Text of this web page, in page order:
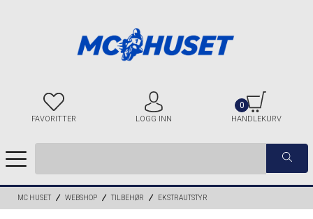
FAVORITTER LOGG INN HANDLEKURV
0
MC HUSET WEBSHOP TILBEHØR EKSTRAUTSTYR